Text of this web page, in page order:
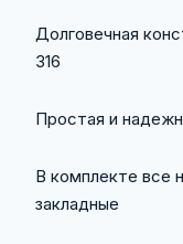
Долговечная
316
Простая и
В комплекте все
закладные